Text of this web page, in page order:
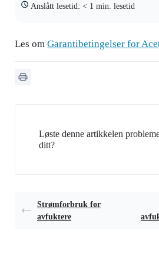
Anslått lesetid: < 1 min. lesetid
Les om Garantibetingelser for
Løste denne artikkelen
ditt?
Strømforbruk for
avfuktere